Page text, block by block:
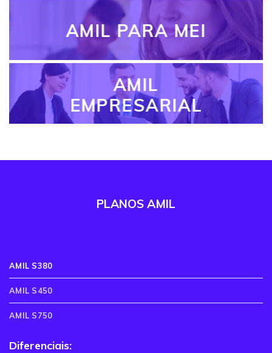
AMIL PARA MEI
AMIL
EMPRESARIAL
PLANOS AMIL
AMIL S380
AMIL S450
AMIL S750
Diferenciais: